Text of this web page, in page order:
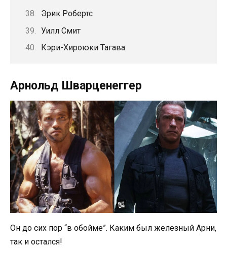
Эрик Робертс
Уилл Смит
Кэри-Хироюки Тагава
Арнольд Шварценеггер
Он до сих пор “в обойме”. Каким был железный Арни,
так и остался!